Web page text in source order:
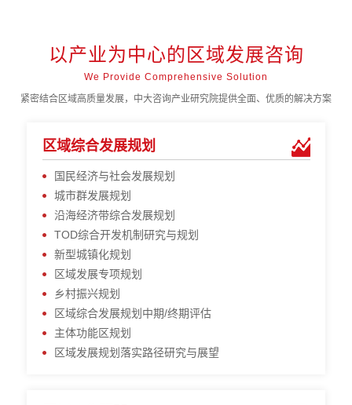
以产业为中心的区域发展咨询
We Provide Comprehensive Solution
紧密结合区域高质量发展，中大咨询产业研究院提供全面、优质的解决方案
区域综合发展规划
国民经济与社会发展规划
城市群发展规划
沿海经济带综合发展规划
TOD综合开发机制研究与规划
新型城镇化规划
区域发展专项规划
乡村振兴规划
区域综合发展规划中期/终期评估
主体功能区规划
区域发展规划落实路径研究与展望